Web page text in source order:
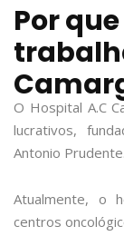
Por
O Hospital A.C
lucrativos,
Antonio Prudente.
Atualmente, o
centros